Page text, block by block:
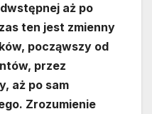
aż po
ten jest zmienny
począwszy od
przez
aż po sam
Zrozumienie